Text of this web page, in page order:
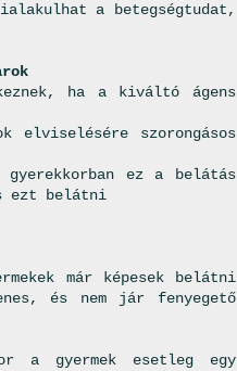
a betegségtudat,
ha a kiváltó ágens
elviselésére szorongásos
ez a belátás
ezt belátni
már képesek belátni
és nem jár fenyegető
a gyermek esetleg egy